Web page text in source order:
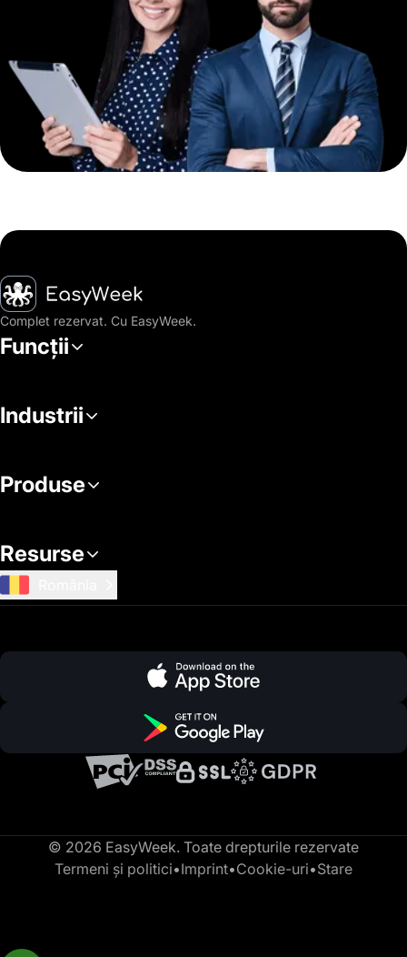
Pagina principală
Complet rezervat. Cu EasyWeek.
Funcții
Industrii
Produse
Resurse
© 2026 EasyWeek. Toate drepturile rezervate
Termeni și politici•Imprint•Cookie-uri•Stare